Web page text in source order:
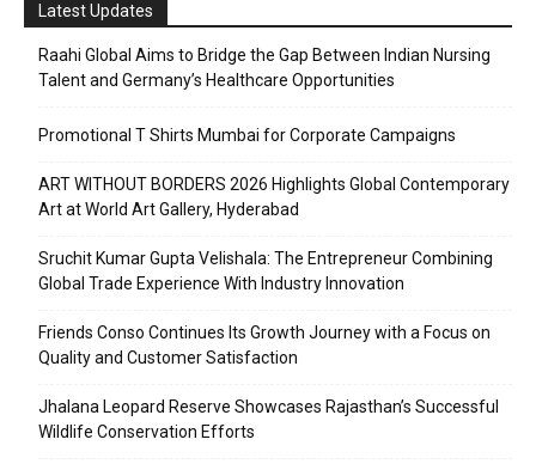
Latest Updates
Raahi Global Aims to Bridge the Gap Between Indian Nursing
Talent and Germany’s Healthcare Opportunities
Promotional T Shirts Mumbai for Corporate Campaigns
ART WITHOUT BORDERS 2026 Highlights Global Contemporary
Art at World Art Gallery, Hyderabad
Sruchit Kumar Gupta Velishala: The Entrepreneur Combining
Global Trade Experience With Industry Innovation
Friends Conso Continues Its Growth Journey with a Focus on
Quality and Customer Satisfaction
Jhalana Leopard Reserve Showcases Rajasthan’s Successful
Wildlife Conservation Efforts